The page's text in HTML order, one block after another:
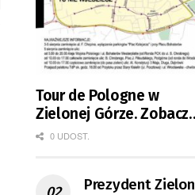
Tour de Pologne w
Zielonej Górze. Zobacz
zmiany w organizacji
0 UDOST.
Prezydent